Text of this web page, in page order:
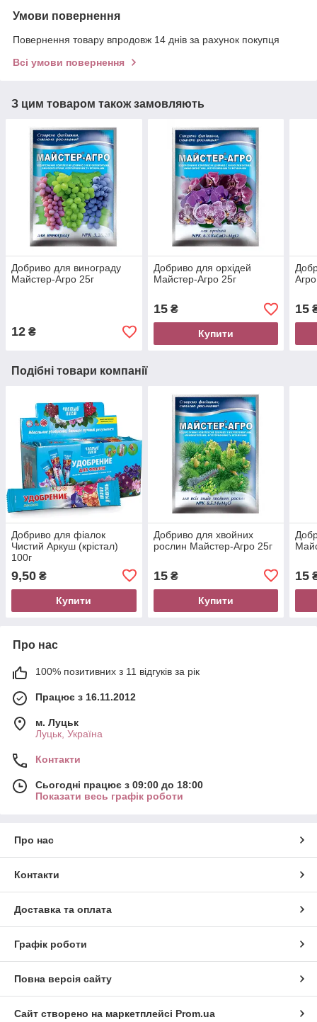
Умови повернення
Повернення товару впродовж 14 днів за рахунок покупця
Всі умови повернення
З цим товаром також замовляють
Добриво для винограду
Майстер-Агро 25г
12 ₴
Добриво для орхідей
Майстер-Агро 25г
15₴
Купити
15
Подібні товари компанії
Добриво для фіалок
Чистий Аркуш (крістал)
100г
9,50 ₴
Купити
Добриво для хвойних
рослин Майстер-Агро 25г
15₴
Купити
15
Про нас
100% позитивних з 11 відгуків за рік
Працює з 16.11.2012
м. Луцьк
Луцьк, Україна
Контакти
Сьогодні працює з 09:00 до 18:00
Показати весь графік роботи
Про нас
Контакти
Доставка та оплата
Графік роботи
Повна версія сайту
Сайт створено на маркетплейсі Prom.ua